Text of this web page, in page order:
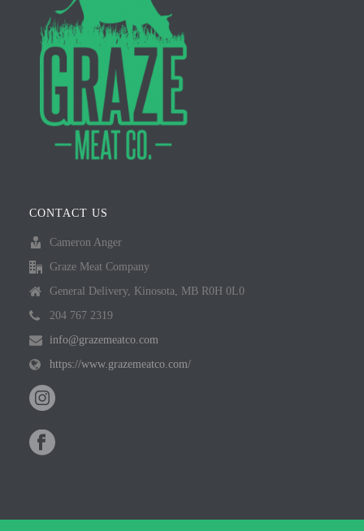
CONTACT US
Cameron Anger
Graze Meat Company
General Delivery, Kinosota, MB R0H 0L0
204 767 2319
info@grazemeatco.com
https://www.grazemeatco.com/